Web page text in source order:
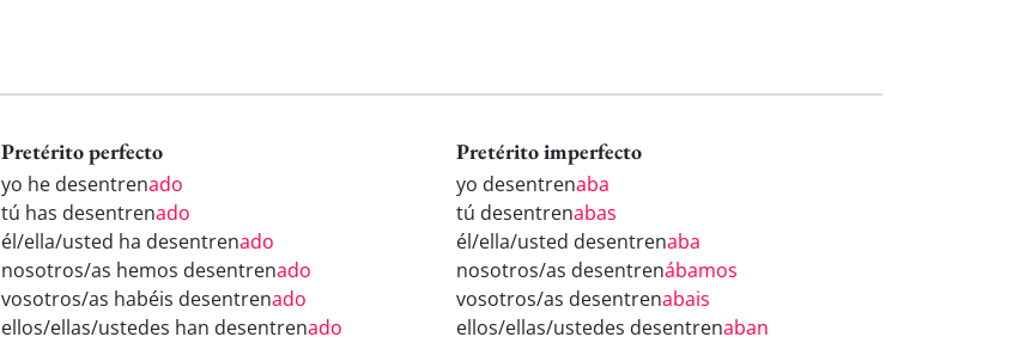
Pretérito perfecto
yo he desentrenado
tú has desentrenado
él/ella/usted ha desentrenado
nosotros/as hemos desentrenado
vosotros/as habéis desentrenado
ellos/ellas/ustedes han desentrenado
Pretérito imperfecto
yo desentrenaba
tú desentrenabas
él/ella/usted desentrenaba
nosotros/as desentrenábamos
vosotros/as desentrenabais
ellos/ellas/ustedes desentrenaban